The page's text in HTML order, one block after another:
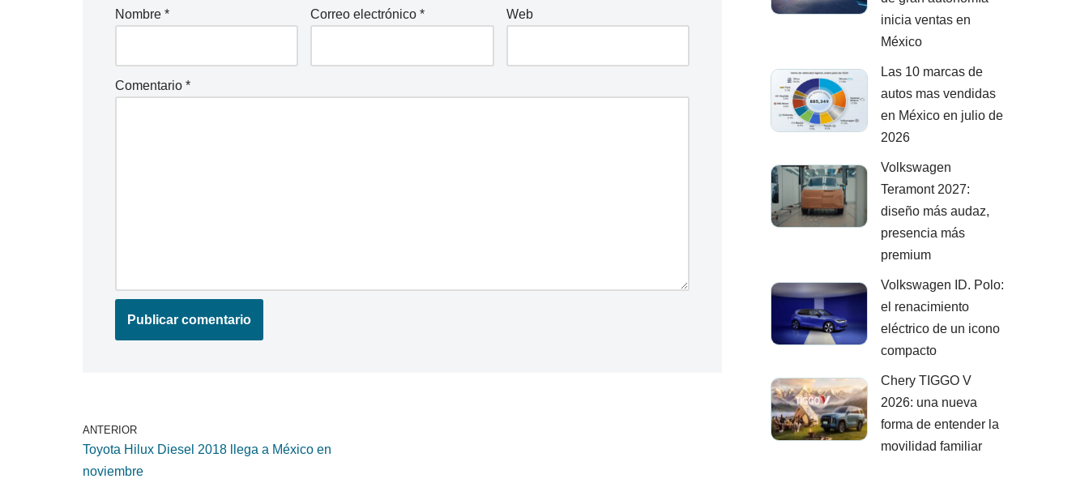
Nombre * Correo electrónico* Web
Comentario *
ANTERIOR
Toyota Hilux Diesel 2018 llega a México en
noviembre
inicia ventas en
México
Las 10 marcas de
autos mas vendidas
en México en julio de
2026
Volkswagen
Teramont 2027:
diseño más audaz,
presencia más
premium
Volkswagen ID. Polo:
el renacimiento
eléctrico de un icono
compacto
Chery TIGGO V
2026: una nueva
forma de entender la
movilidad familiar